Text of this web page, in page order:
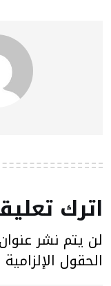
اترك
لن يتم نشر
الحقول